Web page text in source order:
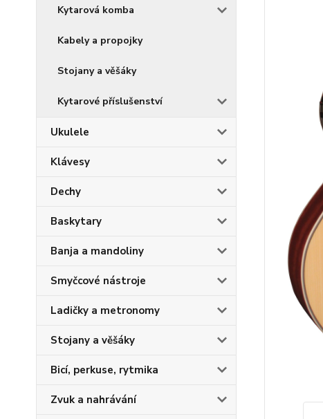
Kytarová komba
Kabely a propojky
Stojany a věšáky
Kytarové příslušenství
Ukulele
Klávesy
Dechy
Baskytary
Banja a mandoliny
Smyčcové nástroje
Ladičky a metronomy
Stojany a věšáky
Bicí, perkuse, rytmika
Zvuk a nahrávání